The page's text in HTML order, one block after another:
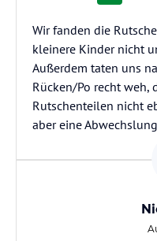
Wir fanden die
kleinere Kinder nicht
Außerdem taten uns
Rücken/Po recht weh,
Rutschenteilen nicht
aber eine